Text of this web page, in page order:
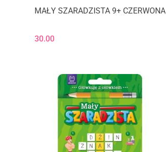
MAŁY SZARADZISTA 9+ CZERWONA
30.00